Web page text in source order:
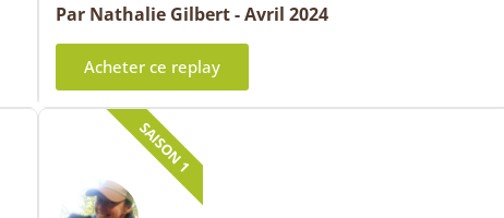
Par Nathalie Gilbert - Avril 2024
Acheter ce replay
SAISON 1